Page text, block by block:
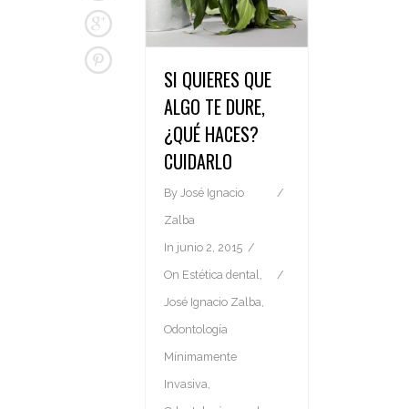
SI QUIERES QUE
ALGO TE DURE,
¿QUÉ HACES?
CUIDARLO
By José Ignacio
Zalba
In junio 2, 2015
On Estética dental,
José Ignacio Zalba,
Odontología
Mínimamente
Invasiva,